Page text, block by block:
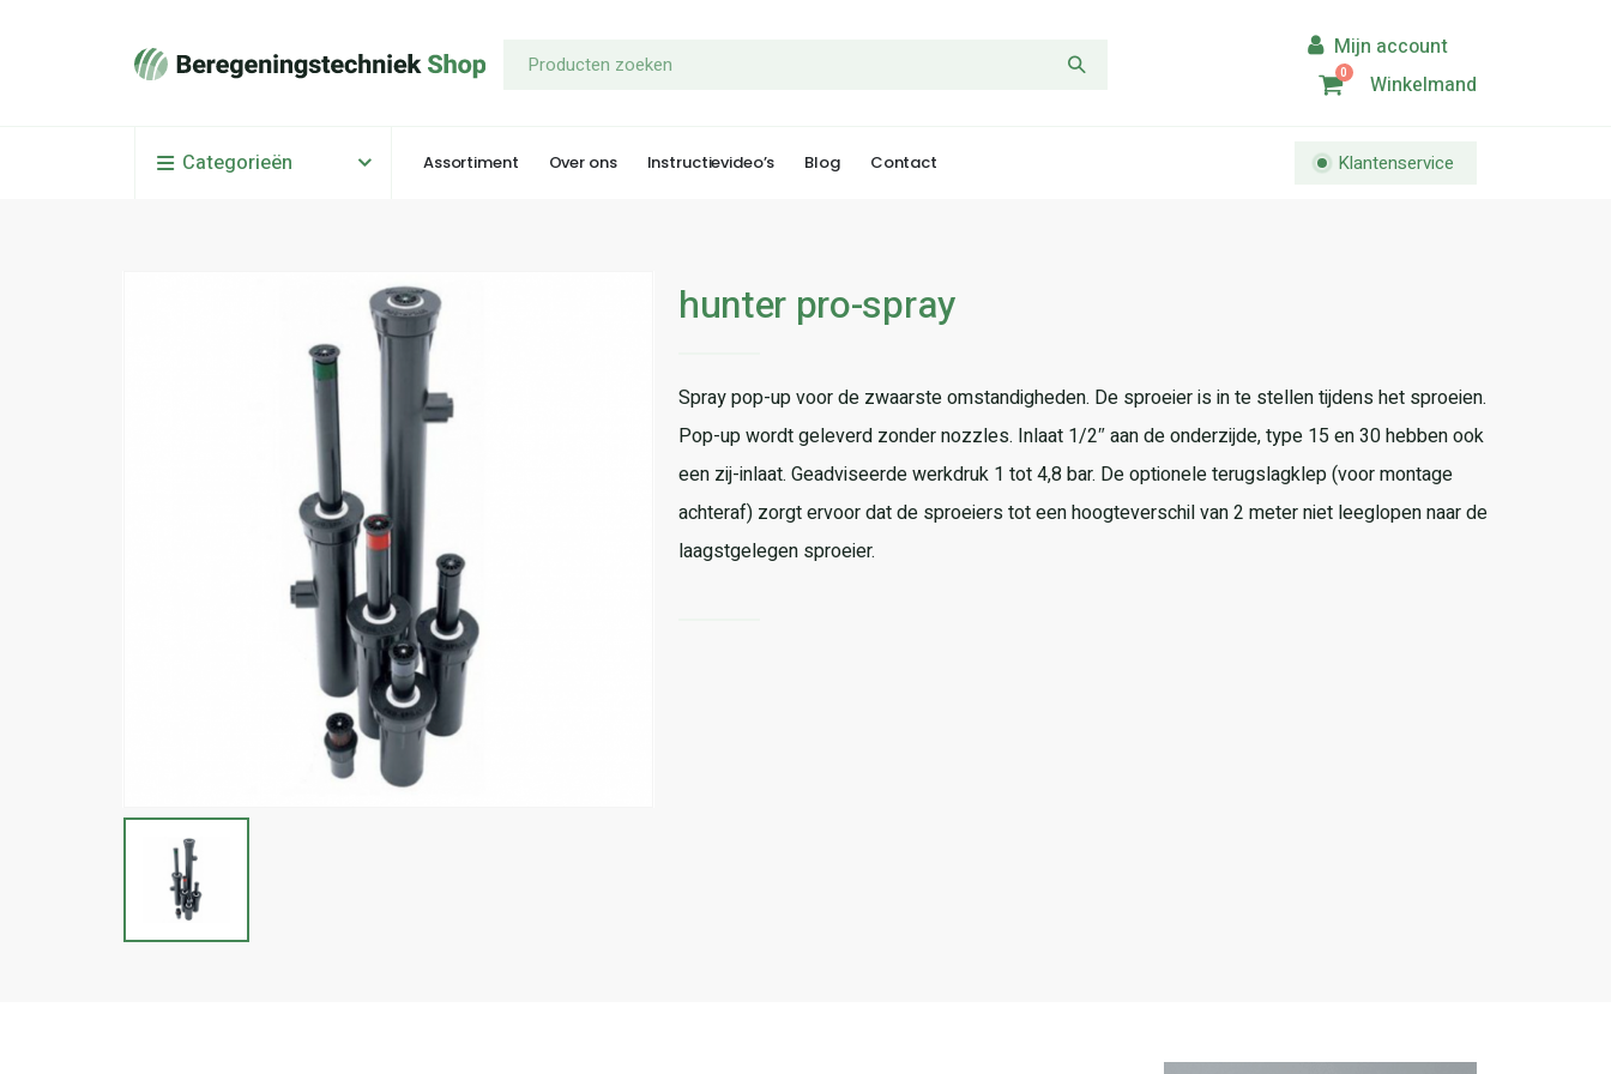
0 Winkelmand
Categorieën Assortiment Over ons Instructievideo’s Blog Contact Klantenservice
hunter pro-spray
Spray pop-up voor de zwaarste omstandigheden. De sproeier is in te stellen tijdens het sproeien.
Pop-up wordt geleverd zonder nozzles. Inlaat 1/2″ aan de onderzijde, type 15 en 30 hebben ook
een zij-inlaat. Geadviseerde werkdruk 1 tot 4,8 bar. De optionele terugslagklep (voor montage
achteraf) zorgt ervoor dat de sproeiers tot een hoogteverschil van 2 meter niet leeglopen naar de
laagstgelegen sproeier.